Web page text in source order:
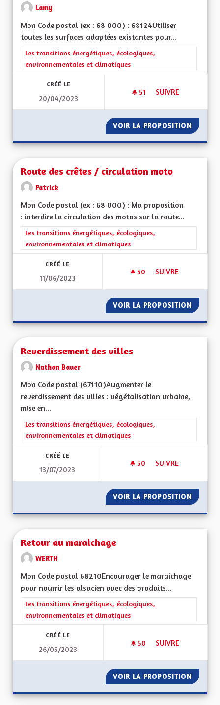
Lamy
Mon Code postal (ex : 68 000) : 68124Utiliser
toutes les surfaces adaptées existantes pour...
Filtrer les résultats de la catégorie : Les transitions
Les transitions énergétiques, écologiques,
environnementales et climatiques
CRÉÉ LE
20/04/2023
51 51 ABONNÉS
SUIVRE
VOIR LA PROPOSITION
Route des crêtes / circulation moto
Patrick
Mon Code postal (ex : 68 000) : Ma proposition
: interdire la circulation des motos sur la route...
Filtrer les résultats de la catégorie : Les transitions
Les transitions énergétiques, écologiques,
environnementales et climatiques
CRÉÉ LE
11/06/2023
50 50 ABONNÉS
SUIVRE
VOIR LA PROPOSITION
Reverdissement des villes
Nathan Bauer
Mon Code postal (67110) Augmenter le
reverdissement des villes : végétalisation urbaine,
mise en...
Filtrer les résultats de la catégorie : Les transitions
Les transitions énergétiques, écologiques,
environnementales et climatiques
CRÉÉ LE
13/07/2023
50 50 ABONNÉS
SUIVRE
VOIR LA PROPOSITION
Retour au maraichage
WERTH
Mon Code postal 68210Encourager le maraichage
pour nourrir les alsacien avec des produits...
Filtrer les résultats de la catégorie : Les transitions
Les transitions énergétiques, écologiques,
environnementales et climatiques
CRÉÉ LE
26/05/2023
50 50 ABONNÉS
SUIVRE
VOIR LA PROPOSITION